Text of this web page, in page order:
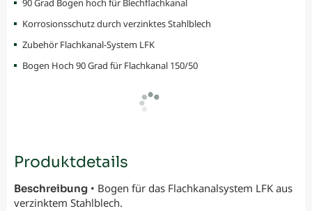
90 Grad Bogen hoch für Blechflachkanal
Korrosionsschutz durch verzinktes Stahlblech
Zubehör Flachkanal-System LFK
Bogen Hoch 90 Grad für Flachkanal 150/50
Produktdetails
Beschreibung • Bogen für das Flachkanalsystem LFK aus
verzinktem Stahlblech.